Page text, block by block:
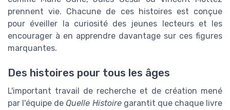
prennent vie. Chacune de ces histoires est conçue
pour éveiller la curiosité des jeunes lecteurs et les
encourager à en apprendre davantage sur ces figures
marquantes.
Des histoires pour tous les âges
L'important travail de recherche et de création mené
par l'équipe de Quelle Histoiregarantit que chaque livre